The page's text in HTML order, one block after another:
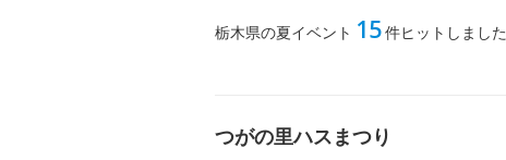
栃木県の夏イベント 15件ヒットしました
つがの里ハスまつり